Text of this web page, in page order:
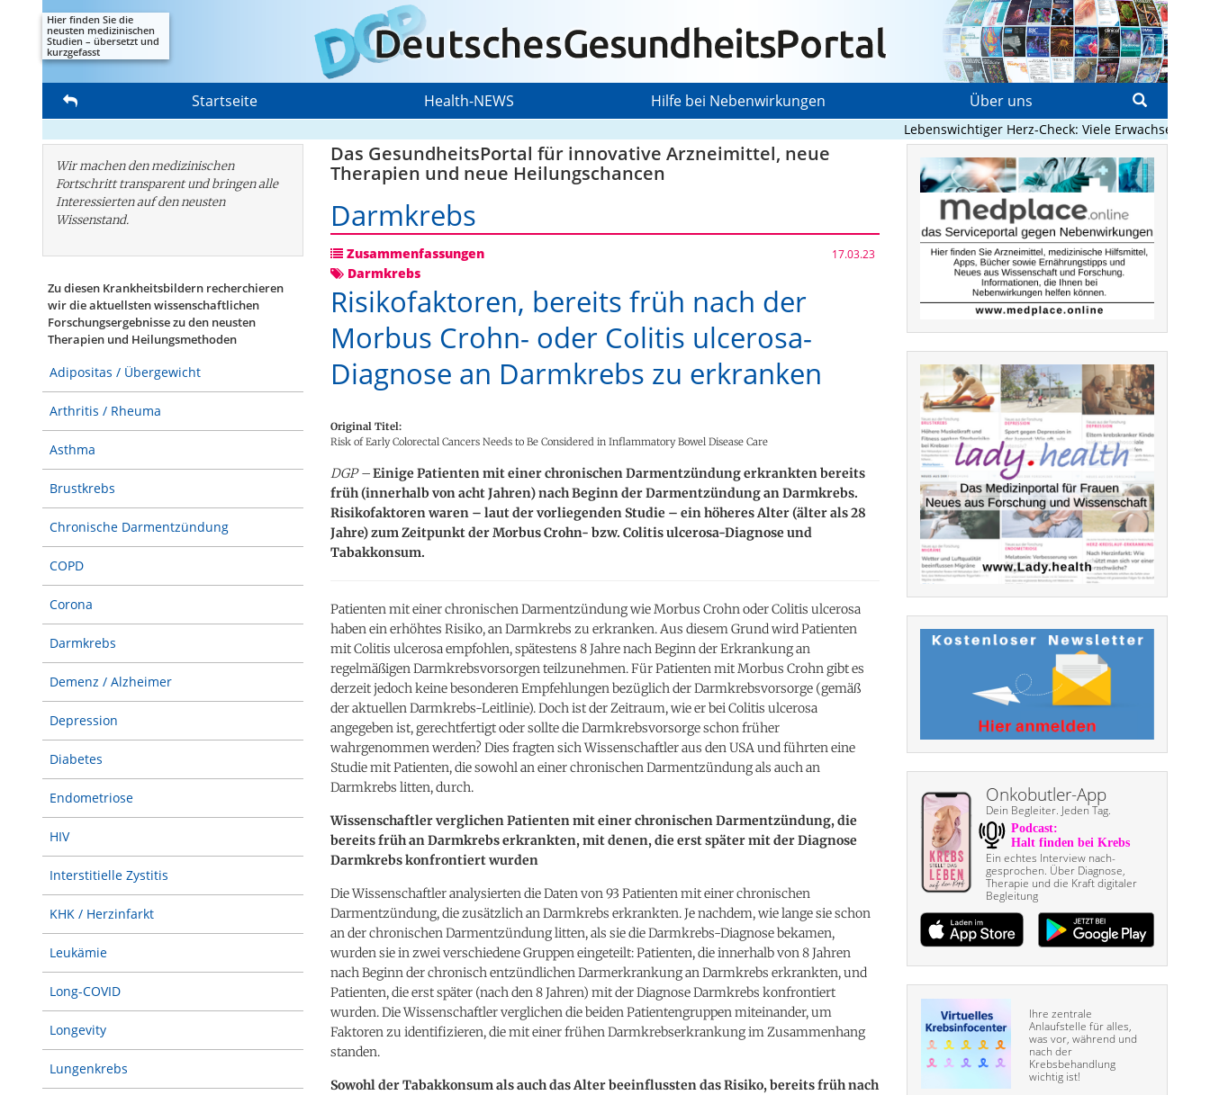
Hier finden Sie die
neusten medizinischen
Studien – übersetzt und
kurzgefasst
Startseite Health-NEWS Hilfe bei Nebenwirkungen Über uns
Lebenswichtiger Herz-Check: Viele Erwachsene mit
Wir machen den medizinischen
Fortschritt transparent und bringen alle
Interessierten auf den neusten
Wissenstand.
Zu diesen Krankheitsbildern recherchieren
wir die aktuellsten wissenschaftlichen
Forschungs­ergebnisse zu den neusten
Therapien und Heilungsmethoden
Adipositas / Übergewicht
Arthritis / Rheuma
Asthma
Brustkrebs
Chronische Darmentzündung
COPD
Corona
Darmkrebs
Demenz / Alzheimer
Depression
Diabetes
Endometriose
HIV
Interstitielle Zystitis
KHK / Herzinfarkt
Leukämie
Long-COVID
Longevity
Lungenkrebs
Das GesundheitsPortal für innovative Arzneimittel, neue
Therapien und neue Heilungschancen
Darmkrebs
Zusammenfassungen 17.03.23
Darmkrebs
Risikofaktoren, bereits früh nach der
Morbus Crohn- oder Colitis ulcerosa-
Diagnose an Darmkrebs zu erkranken
Original Titel:
Risk of Early Colorectal Cancers Needs to Be Considered in Inflammatory Bowel Disease Care
DGP –Einige Patienten mit einer chronischen Darmentzündung erkrankten bereits
früh (innerhalb von acht Jahren) nach Beginn der Darmentzündung an Darmkrebs.
Risikofaktoren waren – laut der vorliegenden Studie – ein höheres Alter (älter als 28
Jahre) zum Zeitpunkt der Morbus Crohn- bzw. Colitis ulcerosa-Diagnose und
Tabakkonsum.
Patienten mit einer chronischen Darmentzündung wie Morbus Crohn oder Colitis ulcerosa
haben ein erhöhtes Risiko, an Darmkrebs zu erkranken. Aus diesem Grund wird Patienten
mit Colitis ulcerosa empfohlen, spätestens 8 Jahre nach Beginn der Erkrankung an
regelmäßigen Darmkrebsvorsorgen teilzunehmen. Für Patienten mit Morbus Crohn gibt es
derzeit jedoch keine besonderen Empfehlungen bezüglich der Darmkrebsvorsorge (gemäß
der aktuellen Darmkrebs-Leitlinie). Doch ist der Zeitraum, wie er bei Colitis ulcerosa
angegeben ist, gerechtfertigt oder sollte die Darmkrebsvorsorge schon früher
wahrgenommen werden? Dies fragten sich Wissenschaftler aus den USA und führten eine
Studie mit Patienten, die sowohl an einer chronischen Darmentzündung als auch an
Darmkrebs litten, durch.
Wissenschaftler verglichen Patienten mit einer chronischen Darmentzündung, die
bereits früh an Darmkrebs erkrankten, mit denen, die erst später mit der Diagnose
Darmkrebs konfrontiert wurden
Die Wissenschaftler analysierten die Daten von 93 Patienten mit einer chronischen
Darmentzündung, die zusätzlich an Darmkrebs erkrankten. Je nachdem, wie lange sie schon
an der chronischen Darmentzündung litten, als sie die Darmkrebs-Diagnose bekamen,
wurden sie in zwei verschiedene Gruppen eingeteilt: Patienten, die innerhalb von 8 Jahren
nach Beginn der chronisch entzündlichen Darmerkrankung an Darmkrebs erkrankten, und
Patienten, die erst später (nach den 8 Jahren) mit der Diagnose Darmkrebs konfrontiert
wurden. Die Wissenschaftler verglichen die beiden Patientengruppen miteinander, um
Faktoren zu identifizieren, die mit einer frühen Darmkrebserkrankung im Zusammenhang
standen.
Sowohl der Tabakkonsum als auch das Alter beeinflussten das Risiko, bereits früh nach
Onkobutler-App
Dein Begleiter. Jeden Tag.
Ein echtes Interview nach­
gesprochen. Über Diagnose,
Therapie und die Kraft digitaler
Begleitung
Ihre zentrale
Anlaufstelle für alles,
was vor, während und
nach der
Krebsbehandlung
wichtig ist!